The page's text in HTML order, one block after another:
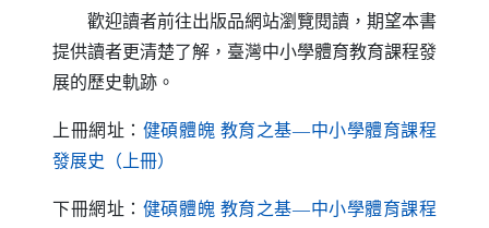
歡迎讀者前往出版品網站瀏覽閱讀，期望本書
提供讀者更清楚了解，臺灣中小學體育教育課程發
展的歷史軌跡。
上冊網址： 健碩體魄 教育之基—中小學體育課程
發展史（上冊）
下冊網址： 健碩體魄 教育之基—中小學體育課程